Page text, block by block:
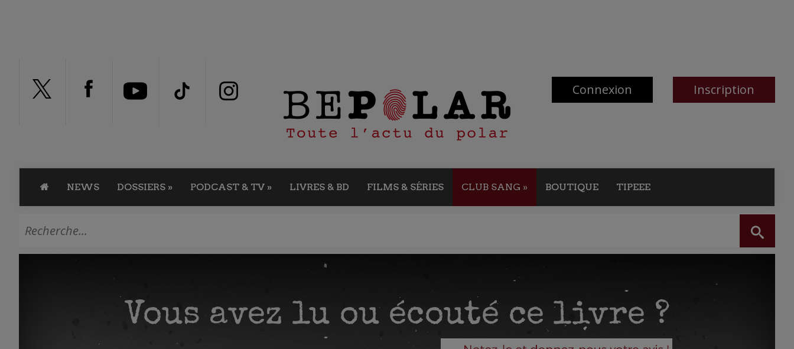
Connexion Inscription
NEWS DOSSIERS » PODCAST & TV » LIVRES & BD FILMS & SÉRIES CLUB SANG » BOUTIQUE TIPEEE